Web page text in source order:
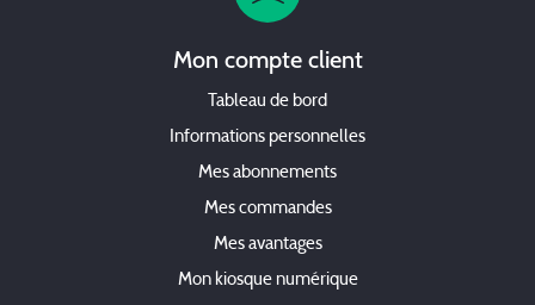
Mon compte client
Tableau de bord
Informations personnelles
Mes abonnements
Mes commandes
Mes avantages
Mon kiosque numérique